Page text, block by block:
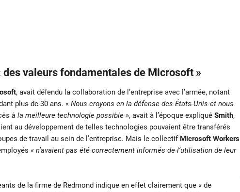
des valeurs fondamentales de Microsoft »
, avait défendu la collaboration de l’entreprise avec l’armée, notant
plus de 30 ans. « Nous croyons en la défense des États-Unis et nous
à la meilleure technologie possible», avait à l’époque expliqué Smith,
au développement de telles technologies pouvaient être transférés
de travail au sein de l’entreprise. Mais le collectif Microsoft Workers
« n’avaient pas été correctement informés de l’utilisation de leur
de la firme de Redmond indique en effet clairement que « de